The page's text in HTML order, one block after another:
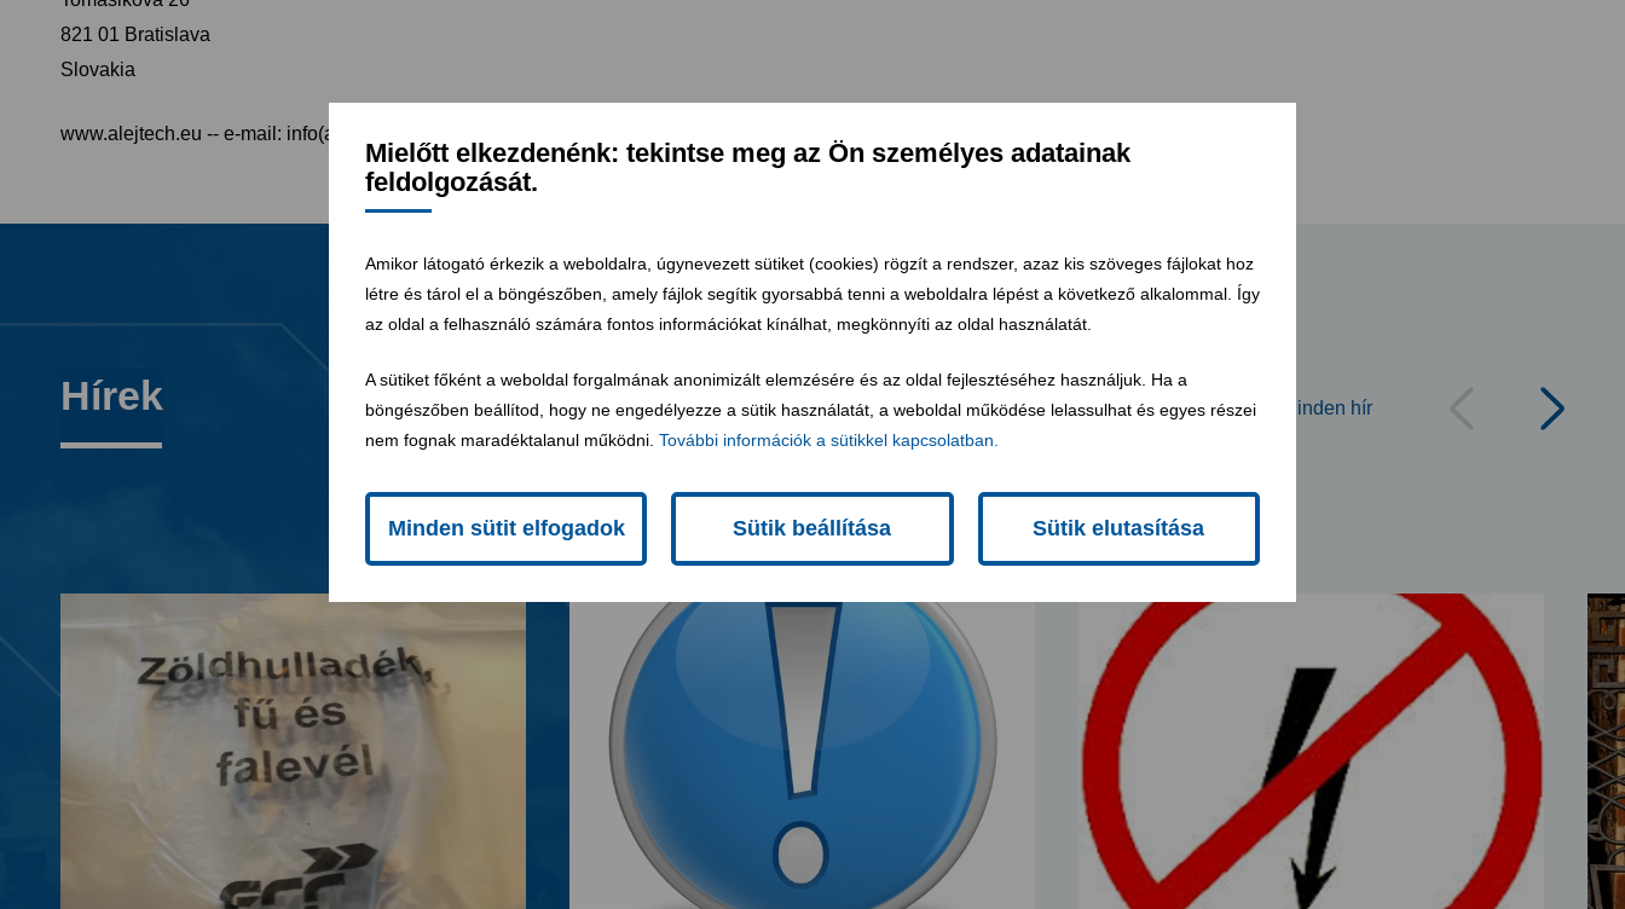
Mielőtt elkezdenénk: tekintse meg az Ön személyes adatainak
feldolgozását.
Amikor látogató érkezik a weboldalra, úgynevezett sütiket (cookies) rögzít a rendszer, azaz kis szöveges fájlokat hoz
létre és tárol el a böngészőben, amely fájlok segítik gyorsabbá tenni a weboldalra lépést a következő alkalommal. Így
az oldal a felhasználó számára fontos információkat kínálhat, megkönnyíti az oldal használatát.
A sütiket főként a weboldal forgalmának anonimizált elemzésére és az oldal fejlesztéséhez használjuk. Ha a
böngészőben beállítod, hogy ne engedélyezze a sütik használatát, a weboldal működése lelassulhat és egyes részei
nem fognak maradéktalanul működni. További információk a sütikkel kapcsolatban.
Minden sütit elfogadok Sütik beállítása Sütik elutasítása
821 01 Bratislava
Slovakia
www.alejtech.eu -- e-mail: info(at)alejtech.eu
Hírek Minden hír